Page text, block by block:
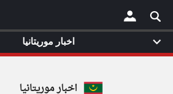
×
اخبار موريتانيا
اخبار موريتانيا